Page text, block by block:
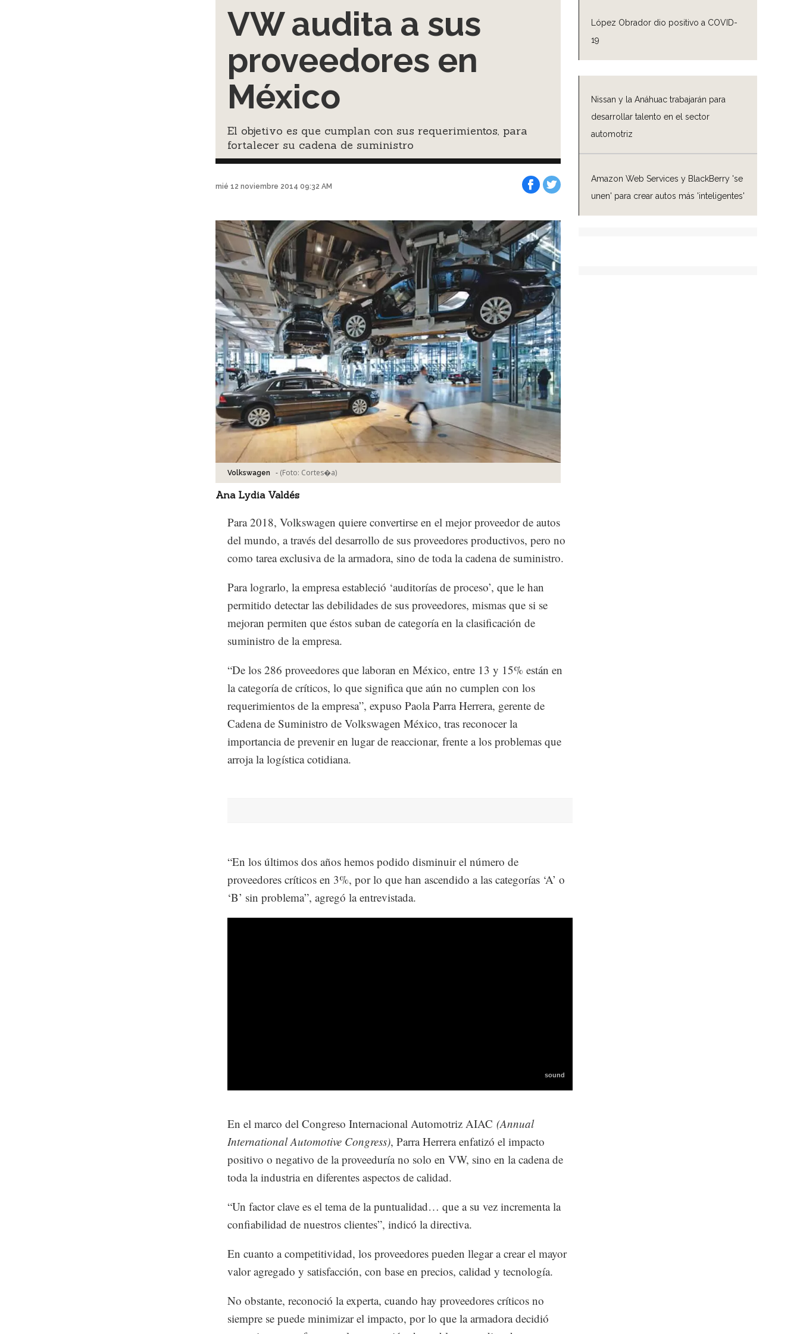
López Obrador dio positivo a COVID-
19
Nissan y la Anáhuac trabajarán para
desarrollar talento en el sector
automotriz
Amazon Web Services y BlackBerry 'se
unen' para crear autos más 'inteligentes'
VW audita a sus
proveedores en
México
El objetivo es que cumplan con sus requerimientos, para
fortalecer su cadena de suministro
mié 12 noviembre 2014 09:32 AM
Volkswagen - (Foto: Cortes�a)
Ana Lydia Valdés
Para 2018, Volkswagen quiere convertirse en el mejor proveedor de autos
del mundo, a través del desarrollo de sus proveedores productivos, pero no
como tarea exclusiva de la armadora, sino de toda la cadena de suministro.
Para lograrlo, la empresa estableció ‘auditorías de proceso’, que le han
permitido detectar las debilidades de sus proveedores, mismas que si se
mejoran permiten que éstos suban de categoría en la clasificación de
suministro de la empresa.
“De los 286 proveedores que laboran en México, entre 13 y 15% están en
la categoría de críticos, lo que significa que aún no cumplen con los
requerimientos de la empresa”, expuso Paola Parra Herrera, gerente de
Cadena de Suministro de Volkswagen México, tras reconocer la
importancia de prevenir en lugar de reaccionar, frente a los problemas que
arroja la logística cotidiana.
“En los últimos dos años hemos podido disminuir el número de
proveedores críticos en 3%, por lo que han ascendido a las categorías ‘A’ o
‘B’ sin problema”, agregó la entrevistada.
En el marco del Congreso Internacional Automotriz AIAC (Annual
International Automotive Congress), Parra Herrera enfatizó el impacto
positivo o negativo de la proveeduría no solo en VW, sino en la cadena de
toda la industria en diferentes aspectos de calidad.
“Un factor clave es el tema de la puntualidad… que a su vez incrementa la
confiabilidad de nuestros clientes”, indicó la directiva.
En cuanto a competitividad, los proveedores pueden llegar a crear el mayor
valor agregado y satisfacción, con base en precios, calidad y tecnología.
No obstante, reconoció la experta, cuando hay proveedores críticos no
siempre se puede minimizar el impacto, por lo que la armadora decidió